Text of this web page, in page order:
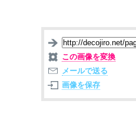
この画像を変換
メールで送る
画像を保存